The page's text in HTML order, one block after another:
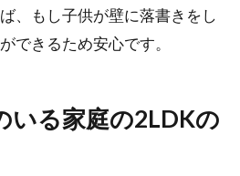
、もし子供が壁に落書きをし
できるため安心です。
いる家庭の2LDKの